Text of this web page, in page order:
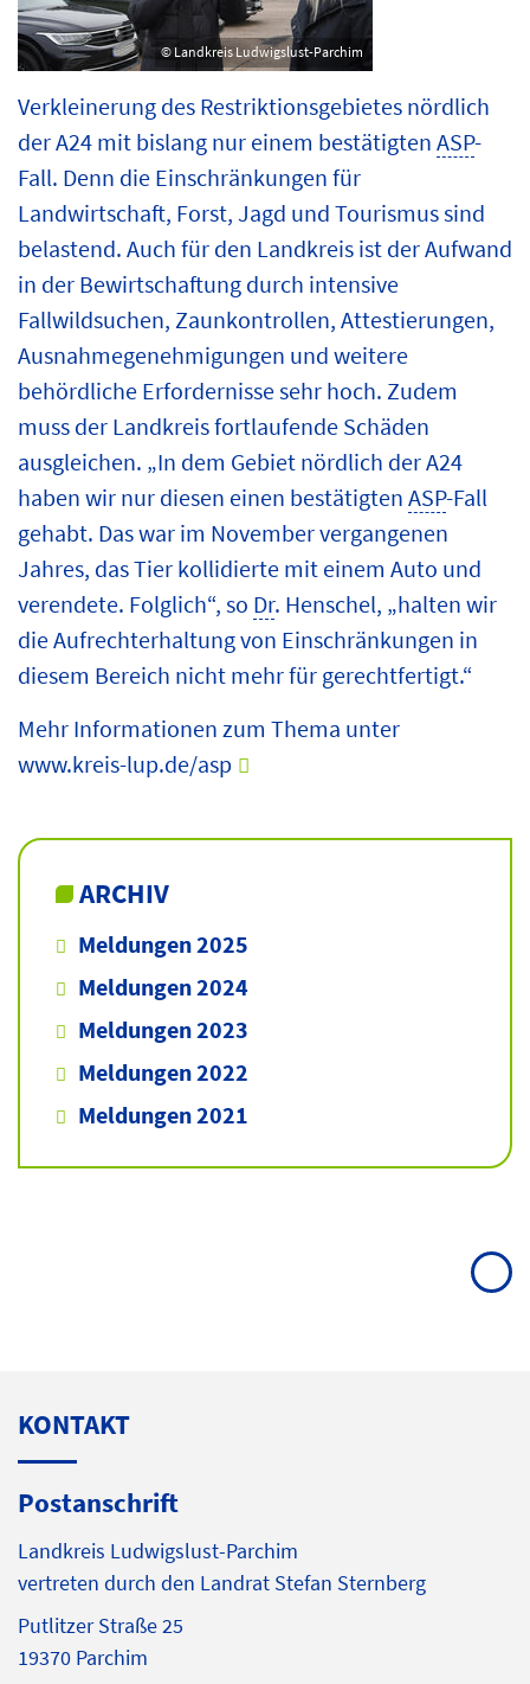
© Landkreis Ludwigslust-Parchim
Verkleinerung des Restriktionsgebietes nördlich
der A24 mit bislang nur einem bestätigten ASP-
Fall. Denn die Einschränkungen für
Landwirtschaft, Forst, Jagd und Tourismus sind
belastend. Auch für den Landkreis ist der Aufwand
in der Bewirtschaftung durch intensive
Fallwildsuchen, Zaunkontrollen, Attestierungen,
Ausnahmegenehmigungen und weitere
behördliche Erfordernisse sehr hoch. Zudem
muss der Landkreis fortlaufende Schäden
ausgleichen. „In dem Gebiet nördlich der A24
haben wir nur diesen einen bestätigten ASP-Fall
gehabt. Das war im November vergangenen
Jahres, das Tier kollidierte mit einem Auto und
verendete. Folglich“, so Dr. Henschel, „halten wir
die Aufrechterhaltung von Einschränkungen in
diesem Bereich nicht mehr für gerechtfertigt.“
Mehr Informationen zum Thema unter
www.kreis-lup.de/asp
ARCHIV
Meldungen 2025
Meldungen 2024
Meldungen 2023
Meldungen 2022
Meldungen 2021
KONTAKT
Postanschrift
Landkreis Ludwigslust-Parchim
vertreten durch den Landrat Stefan Sternberg
Putlitzer Straße 25
19370 Parchim